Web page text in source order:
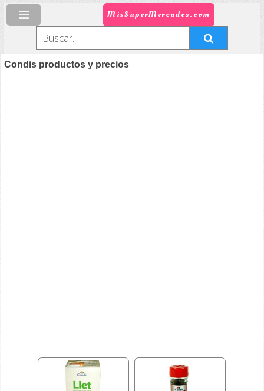
MisSuperMercados.com
Condis productos y precios